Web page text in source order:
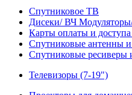
Спутниковое ТВ
Дисеки/ ВЧ
Карты оплаты и
Спутниковые антенны
Спутниковые ресиверы
Телевизоры (7-19")